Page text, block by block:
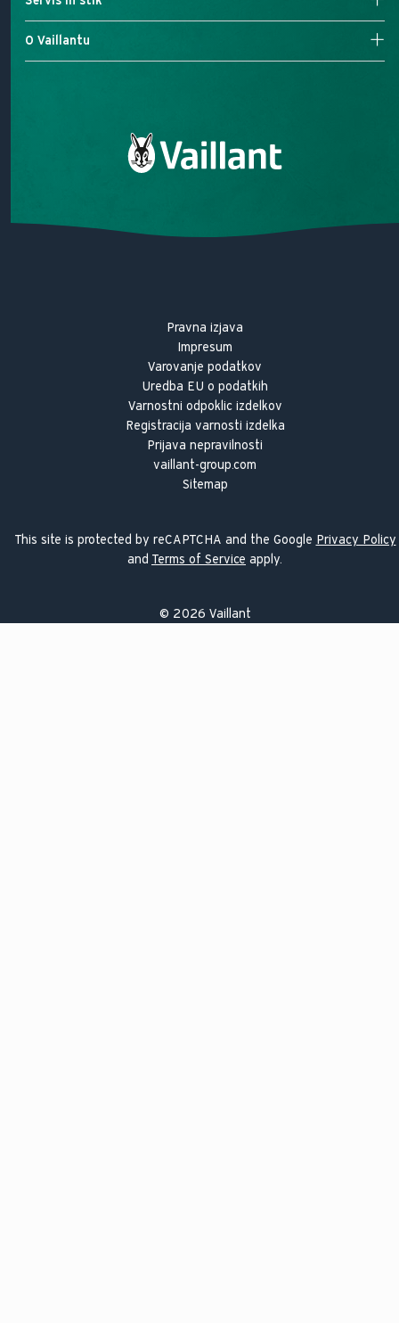
Klimatske naprave
Iskanje partnerja
O Vaillantu
Pravna izjava
Impresum
Varovanje podatkov
Uredba EU o podatkih
Varnostni odpoklic izdelkov
Registracija varnosti izdelka
Prijava nepravilnosti
vaillant-group.com
Sitemap
This site is protected by reCAPTCHA and the Google Privacy Policy
and Terms of Service apply.
© 2026 Vaillant